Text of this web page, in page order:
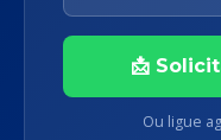
📩
Ou ligue